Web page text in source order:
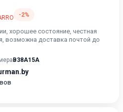
-2%
хорошее состояние, честная
возможна доставка почтой до
B38A15A